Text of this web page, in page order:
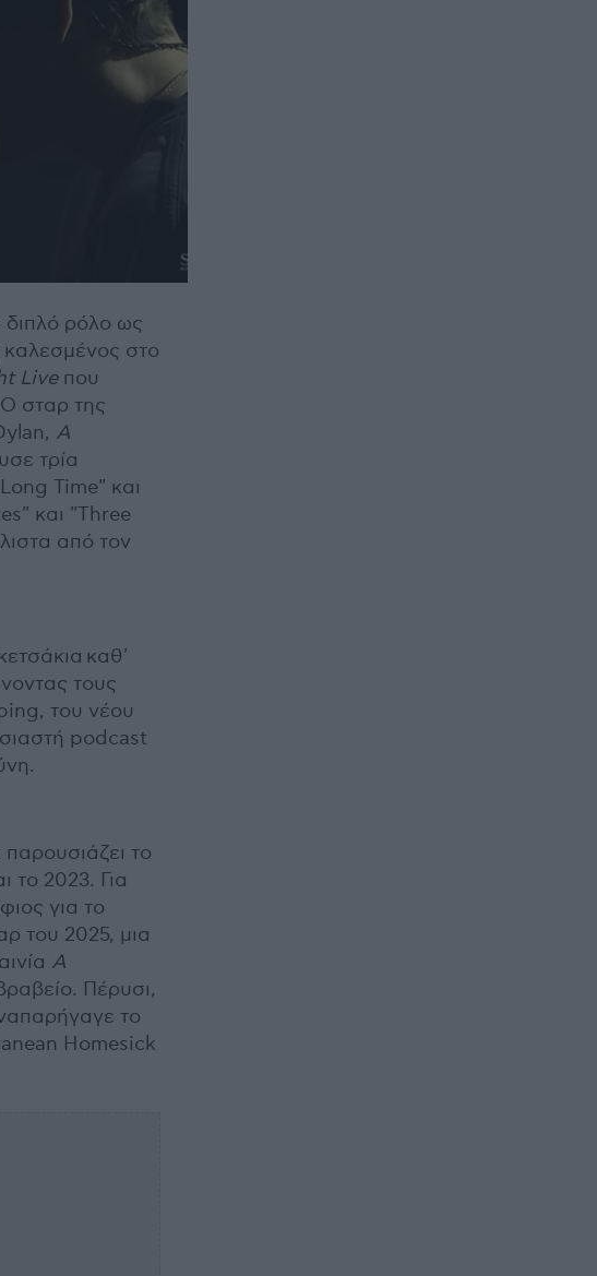
ρόλο ως
καλεσμένος στο
Liveπου
σταρ της
A
τρία
Time" και
και "Three
από τον
καθ'
τους
του νέου
podcast
το
το 2023. Για
για το
του 2025, μια
A
Πέρυσι,
το
Homesick